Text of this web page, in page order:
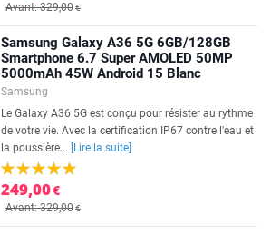
Avant: 329,00€
Samsung Galaxy A36 5G 6GB/128GB
Smartphone 6.7 Super AMOLED 50MP
5000mAh 45W Android 15 Blanc
Samsung
Le Galaxy A36 5G est conçu pour résister au rythme
de votre vie. Avec la certification IP67 contre l'eau et
la poussière...
[Lire la suite]
249,00€
Avant: 329,00€